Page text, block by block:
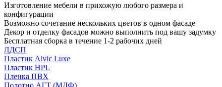
Изготовление мебели в прихожую любого размера и
конфигурации
Возможно сочетание нескольких цветов в одном фасаде
Декор и отделку фасадов можно выполнить под вашу задумку
Бесплатная сборка в течение 1-2 рабочих дней
ЛДСП
Пластик Alvic Luxe
Пластик HPL
Пленка ПВХ
Полотно АГТ (МДФ)